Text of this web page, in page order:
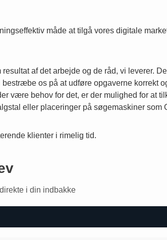
måde at tilgå vores digitale
af det arbejde og de råd, vi leverer.
os på at udføre opgaverne korrekt
være behov for det, er der mulighed for at
eller placeringer på søgemaskiner som
klienter i rimelig tid.
i din indbakke